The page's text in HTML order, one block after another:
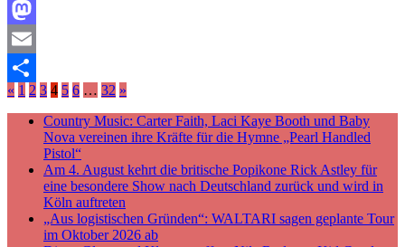
Facebook
Mastodon
Email
Teilen
« 1 2 3 4 5 6 … 32 »
Country Music: Carter Faith, Laci Kaye Booth und Baby
Nova vereinen ihre Kräfte für die Hymne „Pearl Handled
Pistol“
Am 4. August kehrt die britische Popikone Rick Astley für
eine besondere Show nach Deutschland zurück und wird in
Köln auftreten
„Aus logistischen Gründen“: WALTARI sagen geplante Tour
im Oktober 2026 ab